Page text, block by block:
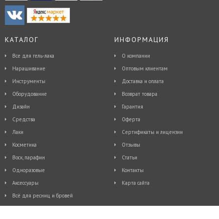
масел, слабых растворов кислот и
контакта острыми, колющими и
кристаллов и состав
уведомления.
КАТАЛОГ
Все для гель-лака
Наращивание
Инструменты
Оборудование
Дизайн
Средства
Лаки
Косметика
Воск, парафин
Одноразовые
Аксессуары
Всё для ресниц и бровей
ИНФОРМАЦИЯ
О компании
Оптовым клиентам
Доставка и оплата
Возврат товара
Гарантия
Оферта
Сертификаты и лицензии
Отзывы
Статьи
Контакты
Карта сайта